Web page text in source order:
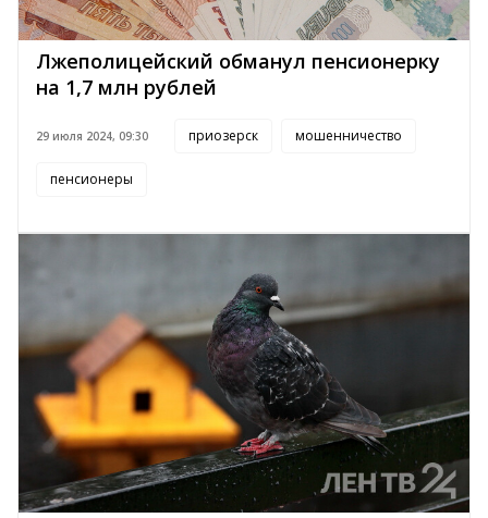
Лжеполицейский обманул пенсионерку
на 1,7 млн рублей
29 июля 2024, 09:30 приозерск мошенничество
пенсионеры